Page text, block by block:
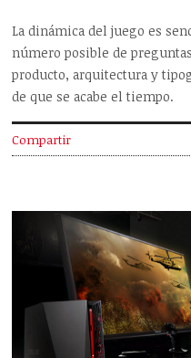
La dinámica del juego es
número posible de
producto, arquitectura y
de que se acabe el tiempo.
Compartir